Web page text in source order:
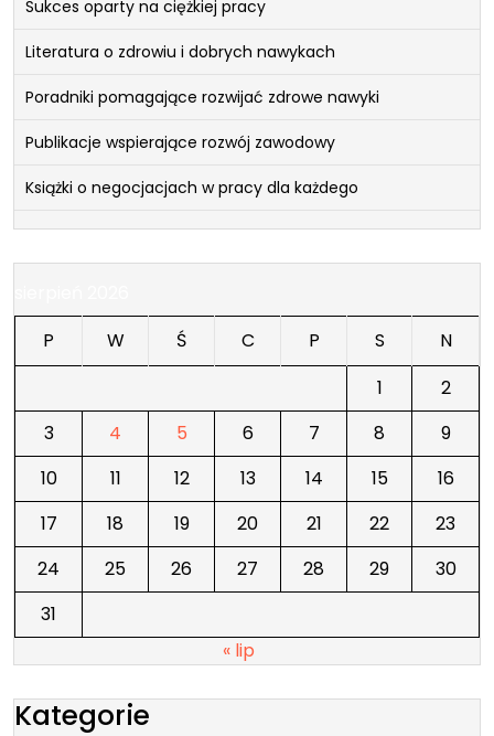
Sukces oparty na ciężkiej pracy
Literatura o zdrowiu i dobrych nawykach
Poradniki pomagające rozwijać zdrowe nawyki
Publikacje wspierające rozwój zawodowy
Książki o negocjacjach w pracy dla każdego
P
W Ś C P S
N
1
2
3
4 5 6 7 8
9
10
11 12 13 14 15
16
17
18 19 20 21 22
23
24
25 26 27 28 29
30
31
« lip
Kategorie